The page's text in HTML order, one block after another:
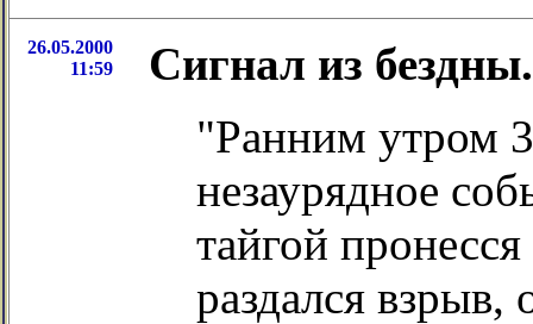
26.05.2000
11:59
Сигнал из
"Ранним утром
незаурядное
тайгой
раздался